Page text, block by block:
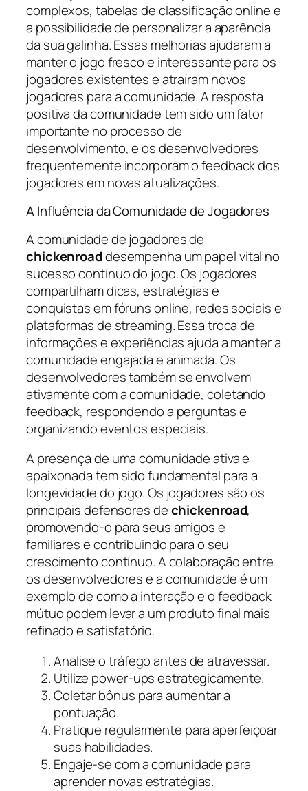
complexos, tabelas de classificação online e
a possibilidade de personalizar a aparência
da sua galinha. Essas melhorias ajudaram a
manter o jogo fresco e interessante para os
jogadores existentes e atraíram novos
jogadores para a comunidade. A resposta
positiva da comunidade tem sido um fator
importante no processo de
desenvolvimento, e os desenvolvedores
frequentemente incorporam o feedback dos
jogadores em novas atualizações.
A Influência da Comunidade de Jogadores
A comunidade de jogadores de
chickenroaddesempenha um papel vital no
sucesso contínuo do jogo. Os jogadores
compartilham dicas, estratégias e
conquistas em fóruns online, redes sociais e
plataformas de streaming. Essa troca de
informações e experiências ajuda a manter a
comunidade engajada e animada. Os
desenvolvedores também se envolvem
ativamente com a comunidade, coletando
feedback, respondendo a perguntas e
organizando eventos especiais.
A presença de uma comunidade ativa e
apaixonada tem sido fundamental para a
longevidade do jogo. Os jogadores são os
principais defensores dechickenroad,
promovendo-o para seus amigos e
familiares e contribuindo para o seu
crescimento contínuo. A colaboração entre
os desenvolvedores e a comunidade é um
exemplo de como a interação e o feedback
mútuo podem levar a um produto final mais
refinado e satisfatório.
Analise o tráfego antes de atravessar.
Utilize power-ups estrategicamente.
Coletar bônus para aumentar a
pontuação.
Pratique regularmente para aperfeiçoar
suas habilidades.
Engaje-se com a comunidade para
aprender novas estratégias.